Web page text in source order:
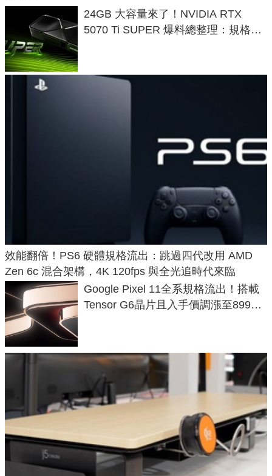
24GB 大容量來了！NVIDIA RTX
5070 Ti SUPER 爆料總整理：規格、
效能翻倍！PS6 硬體規格流出：跳過四代改用 AMD
Zen 6c 混合架構，4K 120fps 與全光追時代來臨
Google Pixel 11全系規格流出！搭載
Tensor G6晶片且入手價調漲至899美